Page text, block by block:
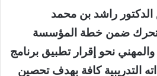
راشد بن محمد
تحرك ضمن خطة المؤسسة
والمهني نحو إقرار تطبيق برنامج
التدريبية كافة بهدف تحصين